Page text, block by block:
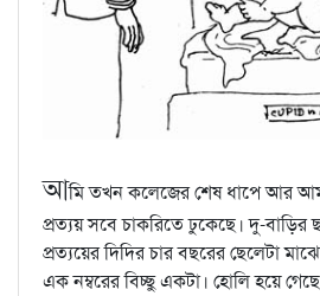
আমি তখন কলেজের শেষ ধাপে আর
প্রত্যয় সবে চাকরিতে ঢুকেছে। দু-বাড়ির
প্রত্যয়ের দিদির চার বছরের ছেলেটা
এক নম্বরের বিচ্ছু একটা। হোলি হয়ে